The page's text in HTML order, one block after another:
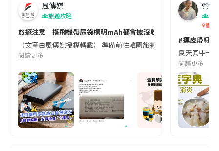
風傳媒
旅遊攻略
旅遊注意｜搭飛機帶尿袋標明mAh都會被沒收😱出發前切記檢查
（文章由風傳媒授權轉載） 準備前往韓國旅遊的民眾，近期要
閱讀更多
營養
香港
#連皮帶籽
夏天其中一
閱讀更多